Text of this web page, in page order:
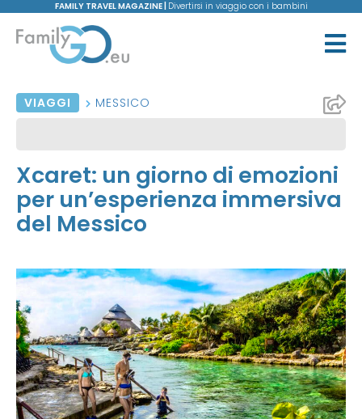
FAMILY TRAVEL MAGAZINE | Divertirsi in viaggio con i bambini
VIAGGI MESSICO
Xcaret: un giorno di emozioni
per un’esperienza immersiva
del Messico